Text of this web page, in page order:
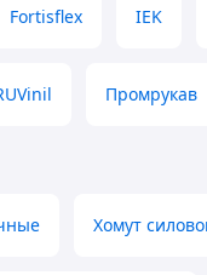
Fortisflex IEK
Промрукав
Хомут